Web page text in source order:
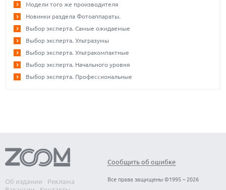
Модели того же производителя
Новинки раздела Фотоаппараты.
Выбор эксперта. Самые ожидаемые
Выбор эксперта. Ультразумы
Выбор эксперта. Ультракомпактные
Выбор эксперта. Начального уровня
Выбор эксперта. Профессиональные
Об издании
Реклама
Сообщить об ошибке
Все права защищены ©1995 – 2026